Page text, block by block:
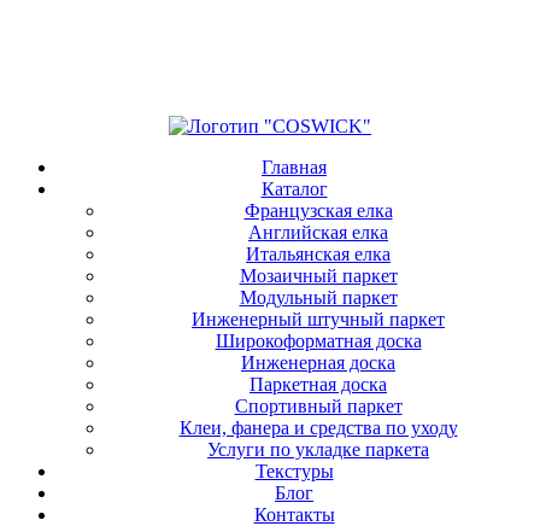
Главная
Каталог
Французская елка
Английская елка
Итальянская елка
Мозаичный паркет
Модульный паркет
Инженерный штучный паркет
Широкоформатная доска
Инженерная доска
Паркетная доска
Спортивный паркет
Клеи, фанера и средства по уходу
Услуги по укладке паркета
Текстуры
Блог
Контакты